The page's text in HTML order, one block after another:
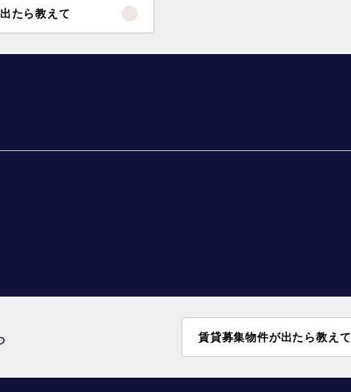
たら教えて
賃貸募集物件が出たら教えて